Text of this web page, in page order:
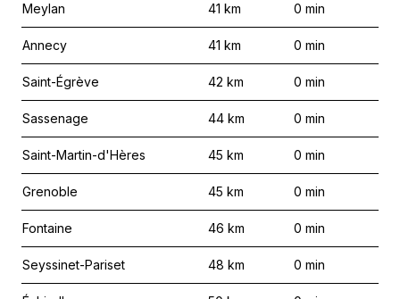
Meylan 41 km 0 min
Annecy 41 km 0 min
Saint-Égrève 42 km 0 min
Sassenage 44 km 0 min
Saint-Martin-d'Hères 45 km 0 min
Grenoble 45 km 0 min
Fontaine 46 km 0 min
Seyssinet-Pariset 48 km 0 min